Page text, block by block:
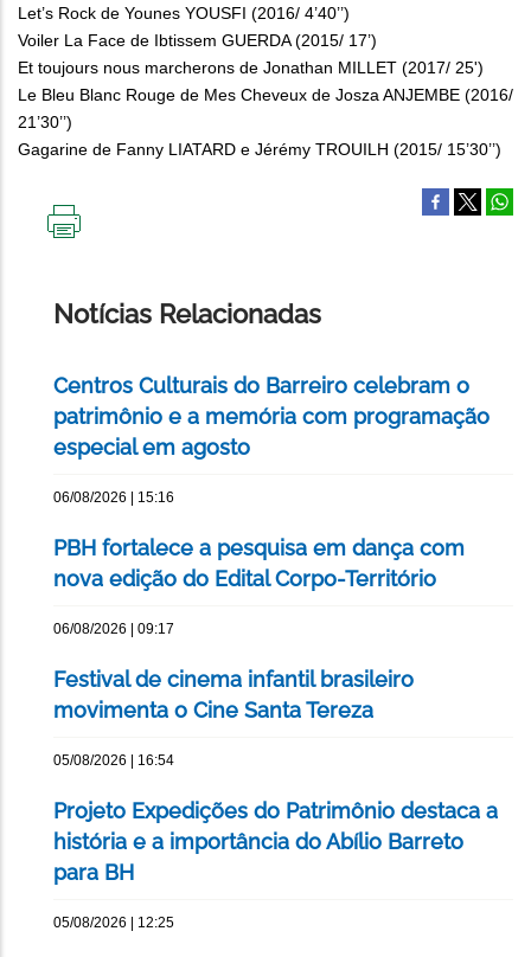
Let’s Rock de Younes YOUSFI (2016/ 4’40’’)
Voiler La Face de Ibtissem GUERDA (2015/ 17’)
Et toujours nous marcherons de Jonathan MILLET (2017/ 25')
Le Bleu Blanc Rouge de Mes Cheveux de Josza ANJEMBE (2016/
21’30’’)
Gagarine de Fanny LIATARD e Jérémy TROUILH (2015/ 15’30’’)
Notícias Relacionadas
Centros Culturais do Barreiro celebram o
patrimônio e a memória com programação
especial em agosto
06/08/2026 | 15:16
PBH fortalece a pesquisa em dança com
nova edição do Edital Corpo-Território
06/08/2026 | 09:17
Festival de cinema infantil brasileiro
movimenta o Cine Santa Tereza
05/08/2026 | 16:54
Projeto Expedições do Patrimônio destaca a
história e a importância do Abílio Barreto
para BH
05/08/2026 | 12:25